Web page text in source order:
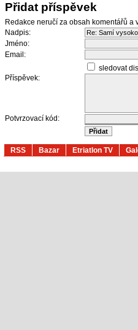
Přidat příspěvek
Redakce neručí za obsah komentářů
Nadpis:
Jméno:
Email:
sledovat
Příspěvek:
Potvrzovací kód:
RSS Bazar Etriatlon TV